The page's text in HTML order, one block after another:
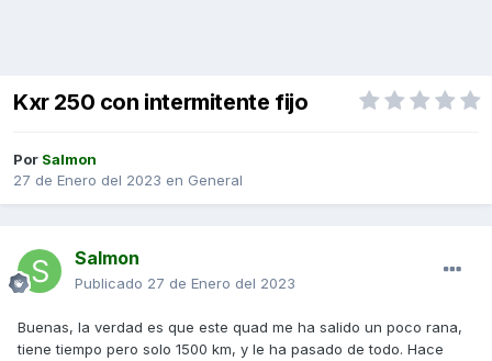
Kxr 250 con intermitente fijo
Por Salmon
27 de Enero del 2023 en General
Salmon
Publicado 27 de Enero del 2023
Buenas, la verdad es que este quad me ha salido un poco rana,
tiene tiempo pero solo 1500 km, y le ha pasado de todo. Hace